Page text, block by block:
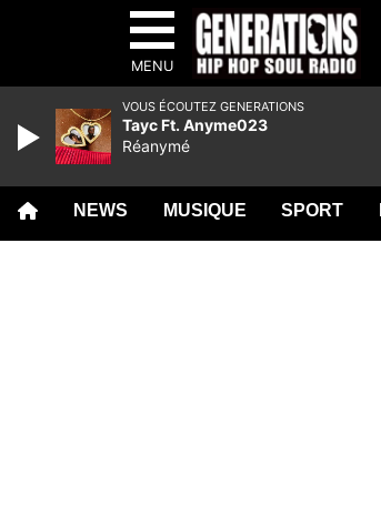
MENU
NEWS MUSIQUE SPORT
VOUS ÉCOUTEZ GENERATIONS
Tayc Ft. Anyme023
Réanymé